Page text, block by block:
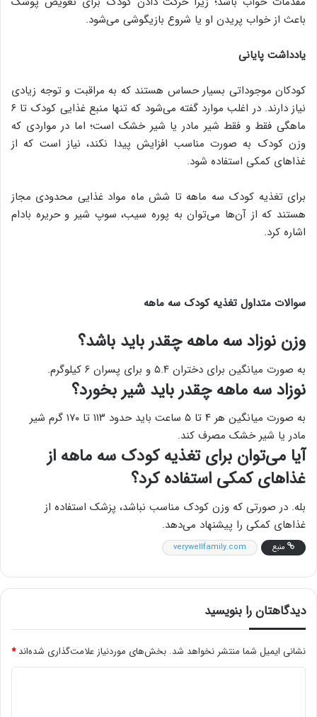
باعث از خواب پریدن او یا شروع بازیگوشی می‌شود.
یادداشت پایانی
کودکان موجوداتی بسیار حساس هستند که به مراقبت و توجه زیادی
نیاز دارند. در اغلب موارد گفته می‌شود که تنها منبع غذایی کودک تا ۶
ماهگی فقط و فقط شیر مادر یا شیر خشک است؛ اما در مواردی که
وزن کودک به صورت مناسب افزایش پیدا نکند، نیاز است که از
غذاهای کمکی استفاده شود.
برای تغذیه کودک سه ماهه تا شش ماه مواد غذایی محدودی مجاز
هستند که از آن‌ها می‌توان به پوره سیب، سوپ شیر و حریره بادام
اشاره کرد.
سوالات متداول تغذیه کودک سه ماهه
وزن نوزاد سه ماهه چقدر باید باشد؟
به صورت میانگین برای دختران ۵.۴ و برای پسران ۶ کیلوگرم.
نوزاد سه ماهه چقدر باید شیر بخورد؟
به صورت میانگین هر ۴ تا ۵ ساعت باید حدود ۱۱۳ تا ۱۷۰ گرم شیر
مادر یا شیر خشک مصرف کند.
آیا می‌توان برای تغذیه کودک سه ماهه از
غذاهای کمکی استفاده کرد؟
بله. در صورتی که وزن کودک مناسب نباشد، پزشک استفاده از
غذاهای کمکی را پیشنهاد می‌دهد.
منبع verywellfamily.com
دیدگاهتان را بنویسید
نشانی ایمیل شما منتشر نخواهد شد. بخش‌های موردنیاز علامت‌گذاری شده‌اند*